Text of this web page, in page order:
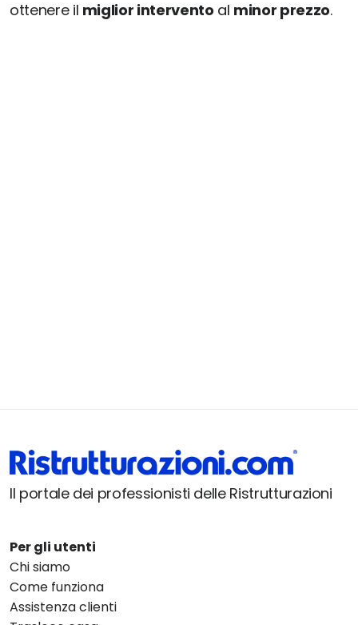
ottenere il miglior intervento al minor prezzo.
Il portale dei professionisti delle Ristrutturazioni
Per gli utenti
Chi siamo
Come funziona
Assistenza clienti